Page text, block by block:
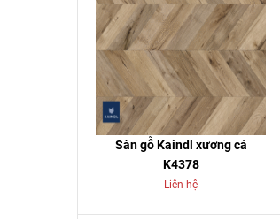
Sàn gỗ Kaindl xương cá
K4378
Liên hệ